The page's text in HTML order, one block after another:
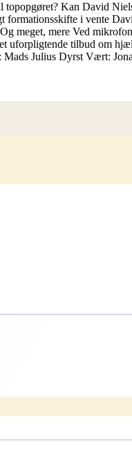
Kan David
formationsskifte i vente
meget, mere Ved
uforpligtende tilbud om
Julius Dyrst Vært: